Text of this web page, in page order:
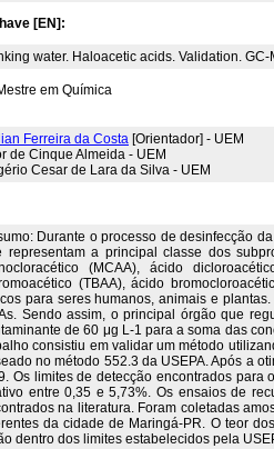
[EN]:
water. Haloacetic acids. Validation. GC-
em Química
Ferreira da Costa [Orientador] - UEM
de Cinque Almeida - UEM
Cesar de Lara da Silva - UEM
Durante o processo de desinfecção
representam a principal classe dos
(MCAA), ácido
(TBAA), ácido
para seres humanos, animais e
Sendo assim, o principal órgão que
de 60 μg L-1 para a soma das
consistiu em validar um método
no método 552.3 da USEPA. Após a
Os limites de detecção encontrados
entre 0,35 e 5,73%. Os ensaios de
na literatura. Foram coletadas
da cidade de Maringá-PR. O teor
dentro dos limites estabelecidos pela